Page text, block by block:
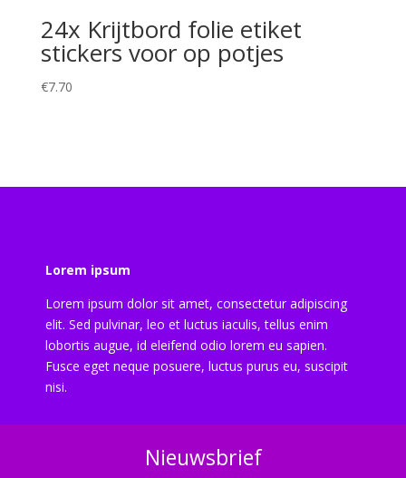
24x Krijtbord folie etiket
stickers voor op potjes
€7.70
Lorem ipsum
Lorem ipsum dolor sit amet, consectetur adipiscing
elit. Sed pulvinar, leo et luctus iaculis, tellus enim
lobortis augue, id eleifend odio lorem eu sapien.
Fusce eget neque posuere, luctus purus eu, suscipit
nisi.
Nieuwsbrief